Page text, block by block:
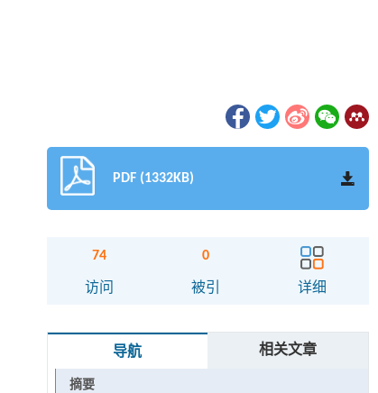
PDF (1332KB)
74
访问
0
被引 详细
导航 相关文章
摘要